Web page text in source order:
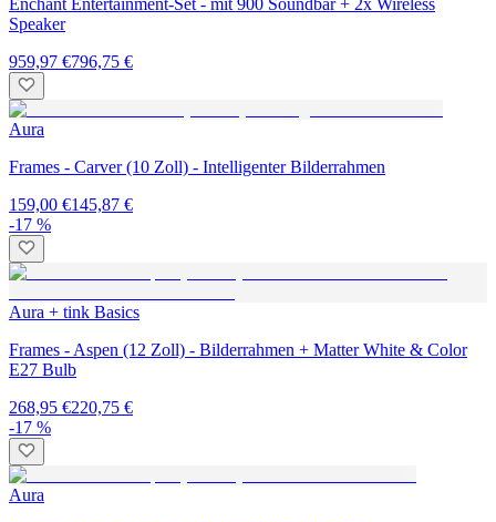
Enchant Entertainment-Set - mit 900 Soundbar + 2x Wireless
Speaker
959,97 €796,75 €
Aura
Frames - Carver (10 Zoll) - Intelligenter Bilderrahmen
159,00 €145,87 €
-17 %
Aura + tink Basics
Frames - Aspen (12 Zoll) - Bilderrahmen + Matter White & Color
E27 Bulb
268,95 €220,75 €
-17 %
Aura